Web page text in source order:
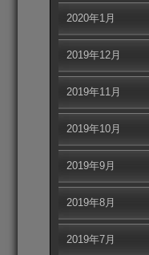
2020年1月
2019年12月
2019年11月
2019年10月
2019年9月
2019年8月
2019年7月